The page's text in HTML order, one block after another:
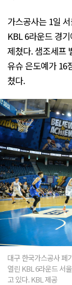
가스공사는 1일
KBL 6라운드 경
제쳤다. 샘조세프
유슈 은도예가 16
쳤다.
대구 한국가스공사 페
열린 KBL 6라운드 서
고 있다. KBL 제공